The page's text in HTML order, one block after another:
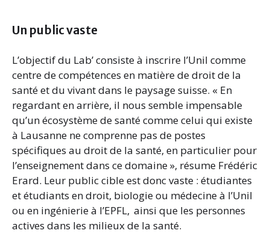
Un public vaste
L’objectif du Lab’ consiste à inscrire l’Unil comme
centre de compétences en matière de droit de la
santé et du vivant dans le paysage suisse. « En
regardant en arrière, il nous semble impensable
qu’un écosystème de santé comme celui qui existe
à Lausanne ne comprenne pas de postes
spécifiques au droit de la santé, en particulier pour
l’enseignement dans ce domaine », résume Frédéric
Erard. Leur public cible est donc vaste : étudiantes
et étudiants en droit, biologie ou médecine à l’Unil
ou en ingénierie à l’EPFL, ainsi que les personnes
actives dans les milieux de la santé.